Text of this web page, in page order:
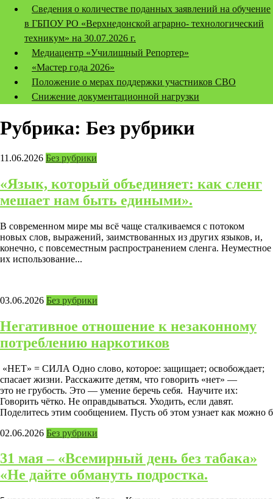
Сведения о количестве поданных заявлений на обучение
в ГБПОУ РО «Верхнедонской аграрно- технологический
техникум» на 30.07.2026 г.
Медиацентр «Училищный Репортер»
«Мастер года 2026»
Положение о мерах поддержки участников СВО
Снижение документационной нагрузки
Рубрика: Без рубрики
11.06.2026 Без рубрики
«Язык, который объединяет: как сленг
мешает нам быть едиными».
В современном мире мы всё чаще сталкиваемся с потоком
новых слов, выражений, заимствованных из других языков, и,
конечно, с повсеместным распространением сленга. Неуместное
их использование...
03.06.2026 Без рубрики
Негативное отношение к незаконному
потреблению наркотиков
«НЕТ» = СИЛА Одно слово, которое: защищает; освобождает;
спасает жизни. Расскажите детям, что говорить «нет» —
это не грубость. Это — умение беречь себя. Научите их:
Говорить чётко. Не оправдываться. Уходить, если давят.
Поделитесь этим сообщением. Пусть об этом узнает как можно
02.06.2026 Без рубрики
31 мая – «Всемирный день без табака»
«Не дайте обмануть подростка.